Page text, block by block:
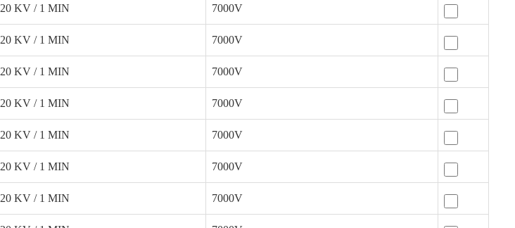
20 KV / 1 MIN 7000V
20 KV / 1 MIN 7000V
20 KV / 1 MIN 7000V
20 KV / 1 MIN 7000V
20 KV / 1 MIN 7000V
20 KV / 1 MIN 7000V
20 KV / 1 MIN 7000V